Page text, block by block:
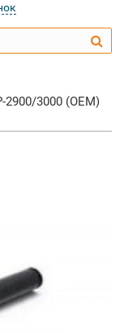
3000 (OEM)